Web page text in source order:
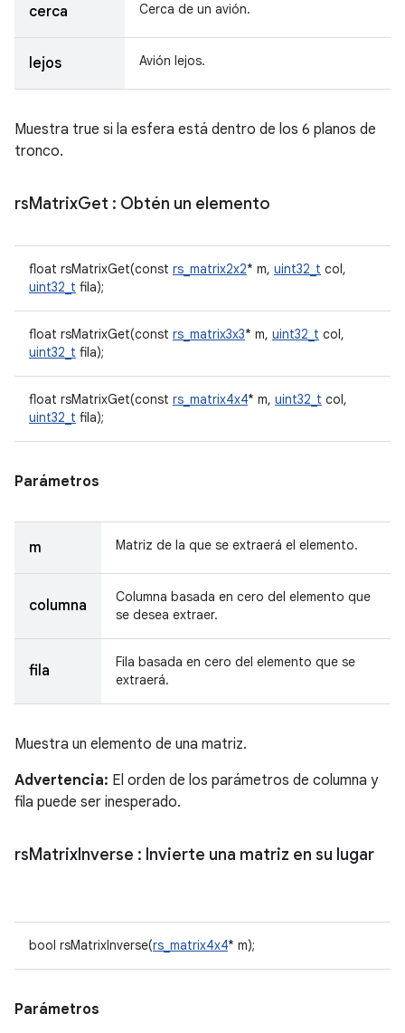
cerca Cerca de un avión.
lejos Avión lejos.
Muestra true si la esfera está dentro de los 6 planos de
tronco.
rsMatrixGet : Obtén un elemento
float rsMatrixGet(const rs_matrix2x2* m, uint32_t col,
uint32_t fila);
float rsMatrixGet(const rs_matrix3x3* m, uint32_t col,
uint32_t fila);
float rsMatrixGet(const rs_matrix4x4* m, uint32_t col,
uint32_t fila);
Parámetros
m Matriz de la que se extraerá el elemento.
columna
Columna basada en cero del elemento que
se desea extraer.
fila
Fila basada en cero del elemento que se
extraerá.
Muestra un elemento de una matriz.
Advertencia: El orden de los parámetros de columna y
fila puede ser inesperado.
rsMatrix Inverse : Invierte una matriz en su lugar
bool rsMatrixInverse(rs_matrix4x4* m);
Parámetros